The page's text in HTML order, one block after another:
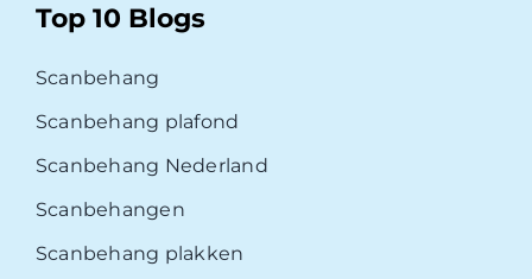
Top 10 Blogs
Scanbehang
Scanbehang plafond
Scanbehang Nederland
Scanbehangen
Scanbehang plakken